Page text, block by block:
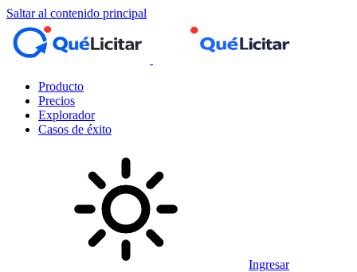
Saltar al contenido principal
Producto
Precios
Explorador
Casos de éxito
Ingresar